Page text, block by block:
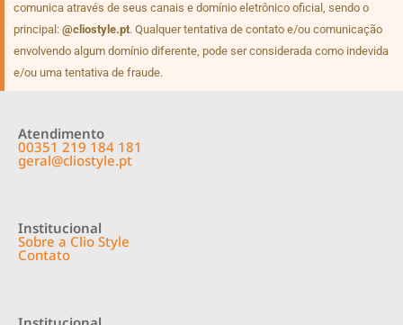
comunica através de seus canais e domínio eletrônico oficial, sendo o
principal: @cliostyle.pt. Qualquer tentativa de contato e/ou comunicação
envolvendo algum domínio diferente, pode ser considerada como indevida
e/ou uma tentativa de fraude.
Atendimento
00351 219 184 181
geral@cliostyle.pt
Institucional
Sobre a Clio Style
Contato